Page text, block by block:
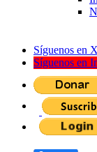
Síguenos en X
Síguenos en